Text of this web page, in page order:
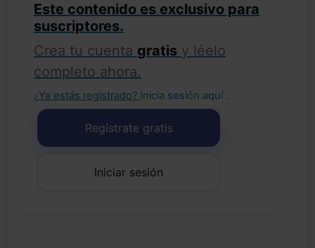
Este contenido es exclusivo para
suscriptores.
Crea tu cuenta gratis y léelo
completo ahora.
¿Ya estás registrado? Inicia sesión aquí .
Regístrate gratis
Iniciar sesión